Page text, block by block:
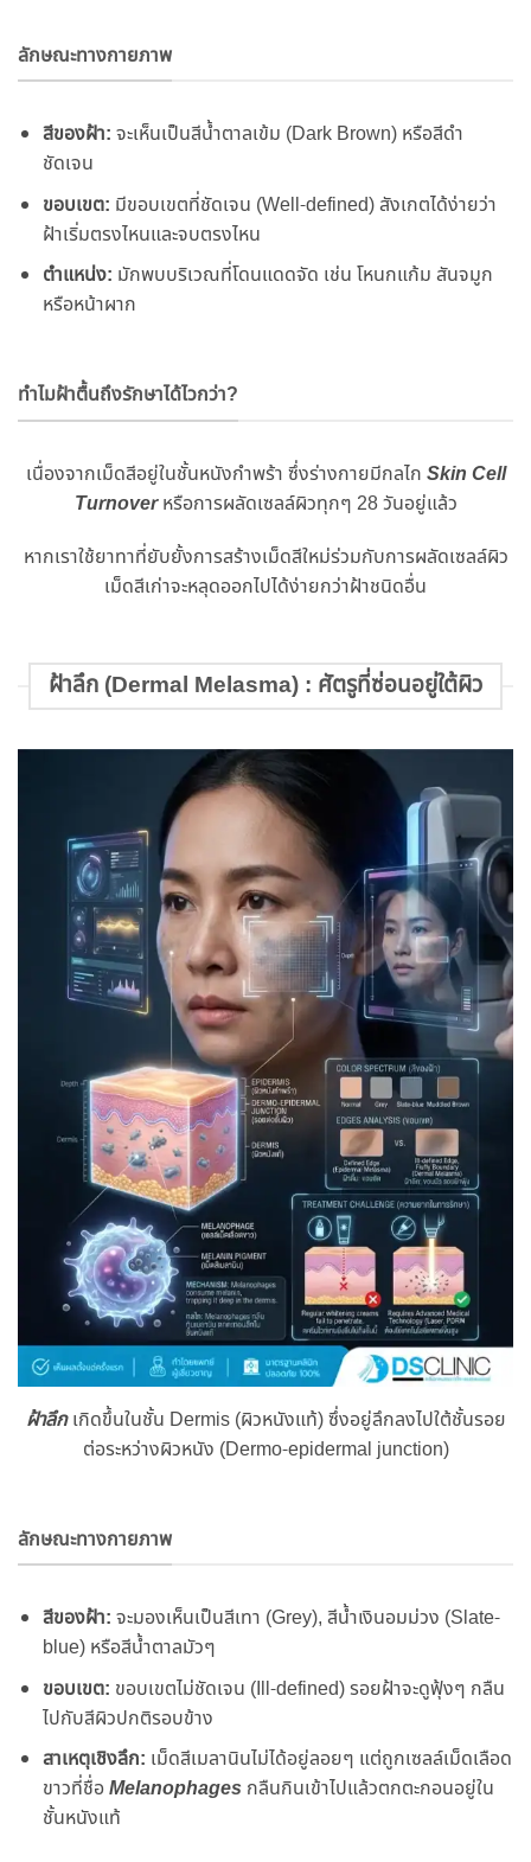
ลักษณะทางกายภาพ
สีของฝ้า: จะเห็นเป็นสีน้ำตาลเข้ม (Dark Brown) หรือสีดำ
ชัดเจน
ขอบเขต: มีขอบเขตที่ชัดเจน (Well-defined) สังเกตได้ง่ายว่า
ฝ้าเริ่มตรงไหนและจบตรงไหน
ตำแหน่ง: มักพบบริเวณที่โดนแดดจัด เช่น โหนกแก้ม สันจมูก
หรือหน้าผาก
ทำไมฝ้าตื้นถึงรักษาได้ไวกว่า?
เนื่องจากเม็ดสีอยู่ในชั้นหนังกำพร้า ซึ่งร่างกายมีกลไก Skin Cell
Turnoverหรือการผลัดเซลล์ผิวทุกๆ 28 วันอยู่แล้ว
หากเราใช้ยาทาที่ยับยั้งการสร้างเม็ดสีใหม่ร่วมกับการผลัดเซลล์ผิว
เม็ดสีเก่าจะหลุดออกไปได้ง่ายกว่าฝ้าชนิดอื่น
ฝ้าลึก (Dermal Melasma) : ศัตรูที่ซ่อนอยู่ใต้ผิว
ฝ้าลึก เกิดขึ้นในชั้น Dermis (ผิวหนังแท้) ซึ่งอยู่ลึกลงไปใต้ชั้นรอย
ต่อระหว่างผิวหนัง (Dermo-epidermal junction)
ลักษณะทางกายภาพ
สีของฝ้า: จะมองเห็นเป็นสีเทา (Grey), สีน้ำเงินอมม่วง (Slate-
blue) หรือสีน้ำตาลมัวๆ
ขอบเขต: ขอบเขตไม่ชัดเจน (Ill-defined) รอยฝ้าจะดูฟุ้งๆ กลืน
ไปกับสีผิวปกติรอบข้าง
สาเหตุเชิงลึก: เม็ดสีเมลานินไม่ได้อยู่ลอยๆ แต่ถูกเซลล์เม็ดเลือด
ขาวที่ชื่อMelanophages กลืนกินเข้าไปแล้วตกตะกอนอยู่ใน
ชั้นหนังแท้